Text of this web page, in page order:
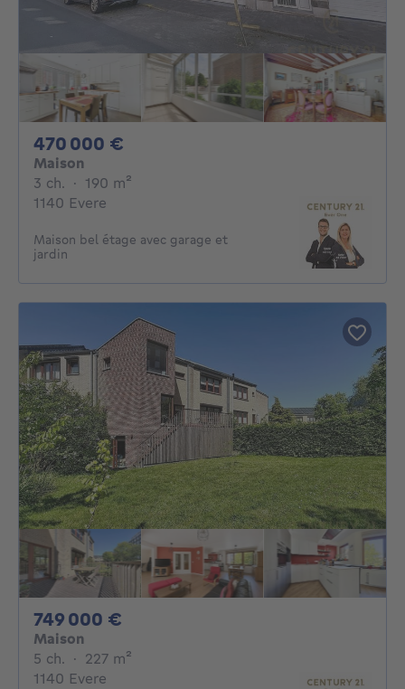
470 000 €
Maison
3 ch. 3 chambres
· 190 m²
1140 Evere
Maison bel étage avec garage et
jardin
749 000 €
Maison
5 ch. 5 chambres
· 227 m²
1140 Evere